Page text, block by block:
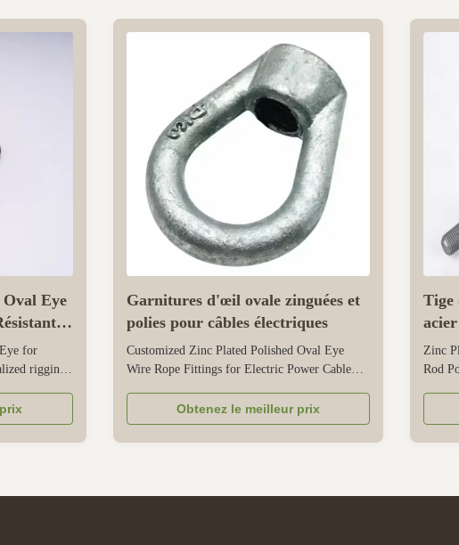
Oval Eye
à
for
rigging
of stainless
in dry or
Garnitures d'œil ovale zinguées et
polies pour câbles électriques
Customized Zinc Plated Polished Oval Eye
Wire Rope Fittings for Electric Power Cable
exclusively for electric power cable connection,
securing, and routing. It offers full
customization—from oval eye size to body
Obtenez le meilleur prix
Tige
Zinc
Rod
utility
forms